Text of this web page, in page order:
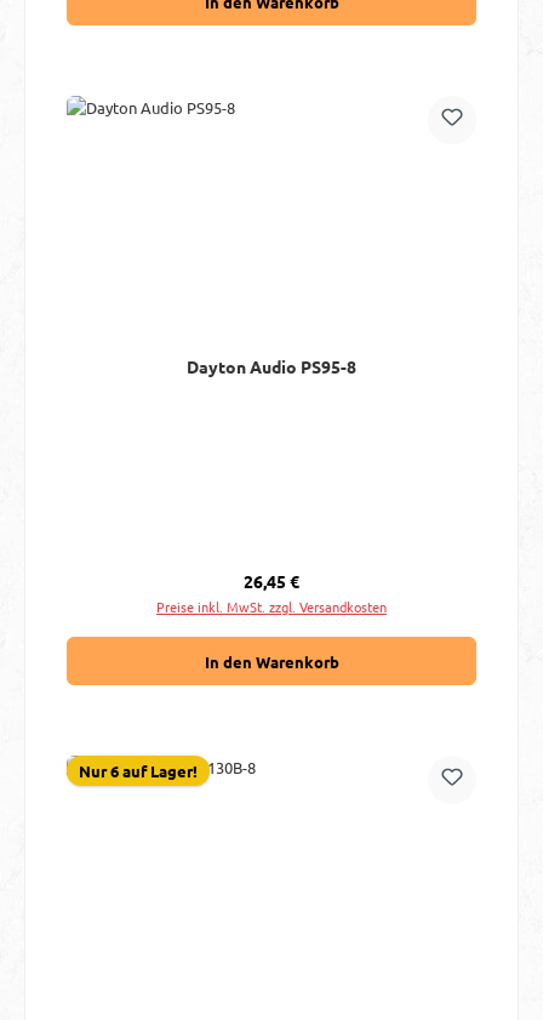
Dayton Audio PS95-8
Regulärer Preis:
26,45 €
Preise inkl. MwSt. zzgl. Versandkosten
In den Warenkorb
Nur 6 auf Lager!